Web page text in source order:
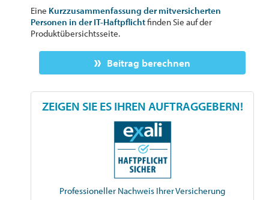
Eine Kurzzusammenfassung der mitversicherten
Personen in der IT-Haftpflichtfinden Sie auf der
Produktübersichtsseite.
Beitrag berechnen
ZEIGEN SIE ES IHREN AUFTRAGGEBERN!
Professioneller Nachweis Ihrer Versicherung